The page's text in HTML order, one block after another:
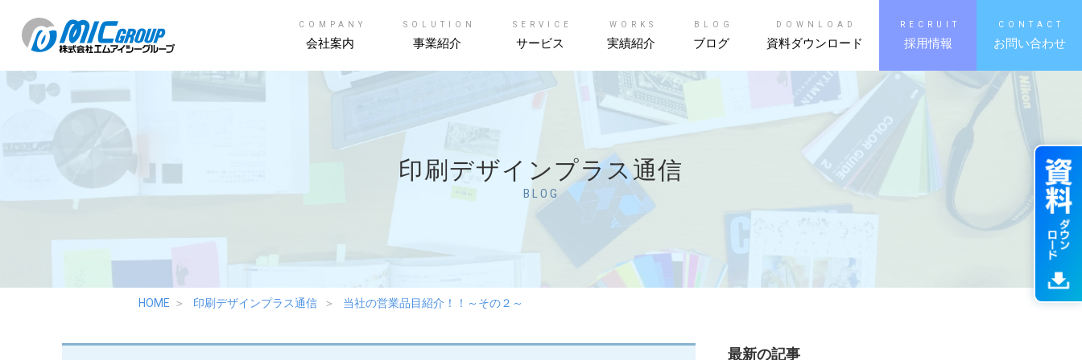
COMPANY
会社案内
SOLUTION
事業紹介
SERVICE
サービス
WORKS
実績紹介
BLOG
ブログ
DOWNLOAD
資料ダウンロード
RECRUIT
採用情報
CONTACT
お問い合わせ
印刷デザインプラス通信
BLOG
HOME 印刷デザインプラス通信 当社の営業品目紹介！！～その２～
最新の記事